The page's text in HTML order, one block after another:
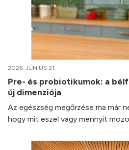
2026. JÚNIUS 21.
Pre- és probiotikumok: a
új dimenziója
Az egészség megőrzése ma már
hogy mit eszel vagy mennyit